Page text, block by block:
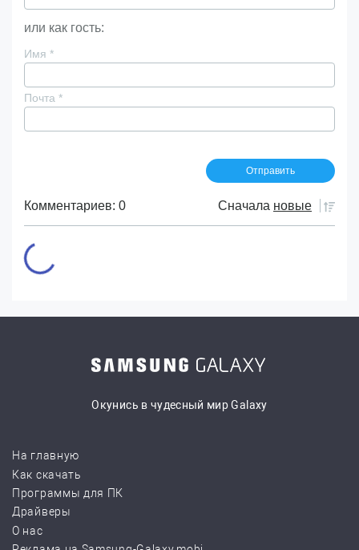
или как гость:
Имя *
Почта *
Комментариев: 0 Сначала новые
Окунись в чудесный мир Galaxy
На главную
Как скачать
Программы для ПК
Драйверы
О нас